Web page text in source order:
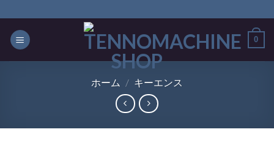
to
content
0
ホーム / キーエンス